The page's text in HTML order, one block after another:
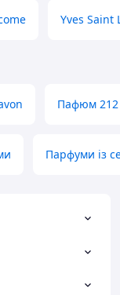
Yves Saint
Пафюм 212
Парфуми із